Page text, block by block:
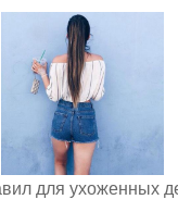
для ухоженных